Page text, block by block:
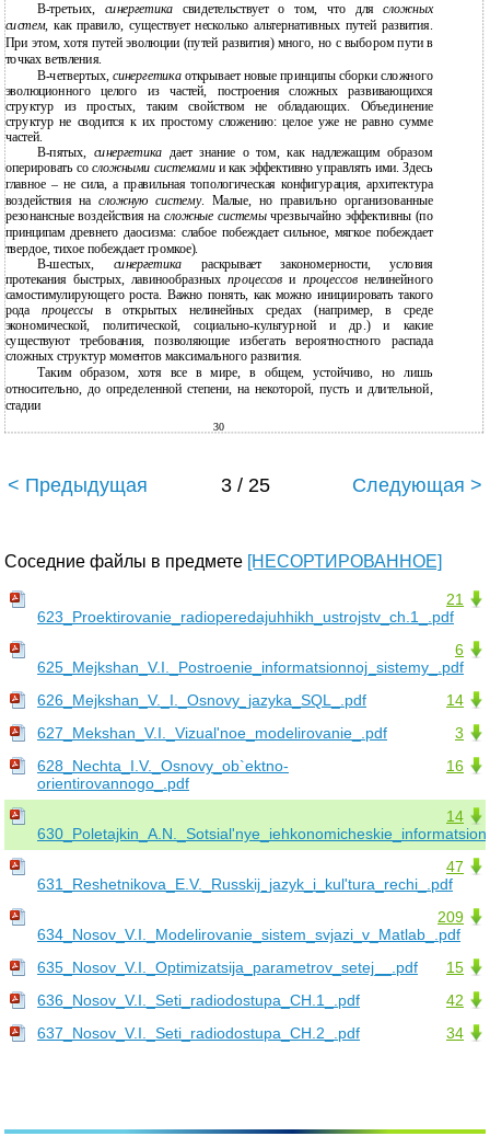
В-третьих, синергетикасвидетельствует о том, что длясложных
систем, как правило, существует несколько альтернативных путей развития.
При этом, хотя путей эволюции (путей развития) много, но с выбором пути в
точках ветвления.
В-четвертых, синергетика открывает новые принципы сборки сложного
эволюционного целого из частей, построения сложных развивающихся
структур из простых, таким свойством не обладающих. Объединение
структур не сводится к их простому сложению: целое уже не равно сумме
частей.
В-пятых, синергетика дает знание о том, как надлежащим образом
оперировать со сложными системами и как эффективно управлять ими. Здесь
главное – не сила, а правильная топологическая конфигурация, архитектура
воздействия на сложную систему. Малые, но правильно организованные
резонансные воздействия насложные системычрезвычайно эффективны (по
принципам древнего даосизма: слабое побеждает сильное, мягкое побеждает
твердое, тихое побеждает громкое).
В-шестых, синергетика раскрывает закономерности, условия
протекания быстрых, лавинообразныхпроцессови процессов нелинейного
самостимулирующего роста. Важно понять, как можно инициировать такого
родапроцессы в открытых нелинейных средах (например, в среде
экономической, политической, социально-культурной и др.) и какие
существуют требования, позволяющие избегать вероятностного распада
сложных структур моментов максимального развития.
Таким образом, хотя все в мире, в общем, устойчиво, но лишь
относительно, до определенной степени, на некоторой, пусть и длительной,
стадии
30
< Предыдущая 3 / 25 Следующая >
Соседние файлы в предмете [НЕСОРТИРОВАННОЕ]
21
623_Proektirovanie_radioperedajuhhikh_ustrojstv_ch.1_.pdf
6
625_Mejkshan_V.I._Postroenie_informatsionnoj_sistemy_.pdf
14
626_Mejkshan_V._I._Osnovy_jazyka_SQL_.pdf
3
627_Mekshan_V.I._Vizual'noe_modelirovanie_.pdf
16
628_Nechta_I.V._Osnovy_ob`ektno-
orientirovannogo_.pdf
14
47
631_Reshetnikova_E.V._Russkij_jazyk_i_kul'tura_rechi_.pdf
209
634_Nosov_V.I._Modelirovanie_sistem_svjazi_v_Matlab_.pdf
15
635_Nosov_V.I._Optimizatsija_parametrov_setej__.pdf
42
636_Nosov_V.I._Seti_radiodostupa_CH.1_.pdf
34
637_Nosov_V.I._Seti_radiodostupa_CH.2_.pdf